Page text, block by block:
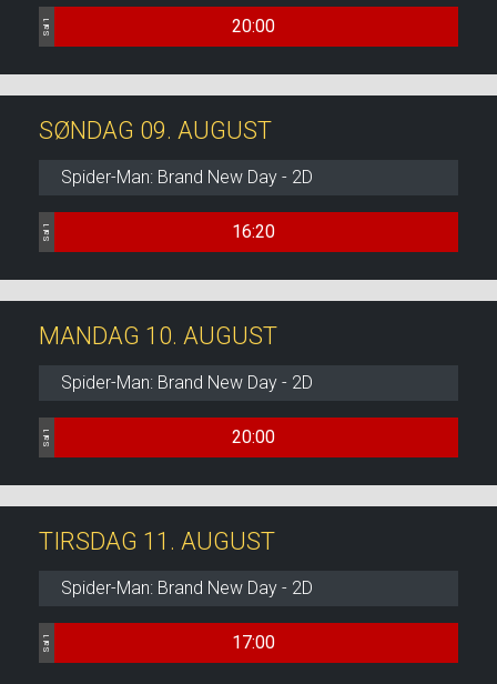
Sal 1 20:00
SØNDAG 09. AUGUST
Spider-Man: Brand New Day - 2D
Sal 1 16:20
MANDAG 10. AUGUST
Spider-Man: Brand New Day - 2D
Sal 1 20:00
TIRSDAG 11. AUGUST
Spider-Man: Brand New Day - 2D
Sal 1 17:00